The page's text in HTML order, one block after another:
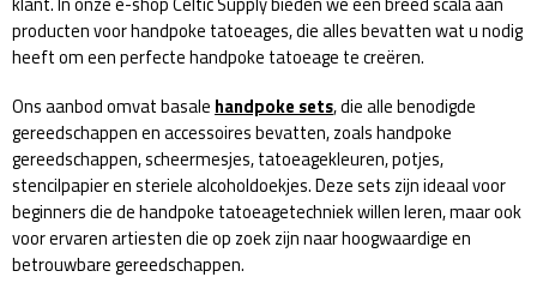
producten voor handpoke tatoeages, die alles bevatten wat u nodig
heeft om een perfecte handpoke tatoeage te creëren.
Ons aanbod omvat basale handpoke sets, die alle benodigde
gereedschappen en accessoires bevatten, zoals handpoke
gereedschappen, scheermesjes, tatoeagekleuren, potjes,
stencilpapier en steriele alcoholdoekjes. Deze sets zijn ideaal voor
beginners die de handpoke tatoeagetechniek willen leren, maar ook
voor ervaren artiesten die op zoek zijn naar hoogwaardige en
betrouwbare gereedschappen.